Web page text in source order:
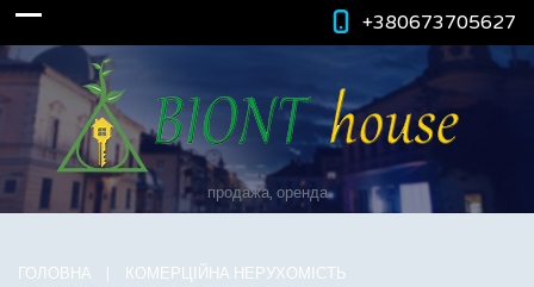
+380673705627
продажа, оренда
ГОЛОВНА
КОМЕРЦІЙНА НЕРУХОМІСТЬ